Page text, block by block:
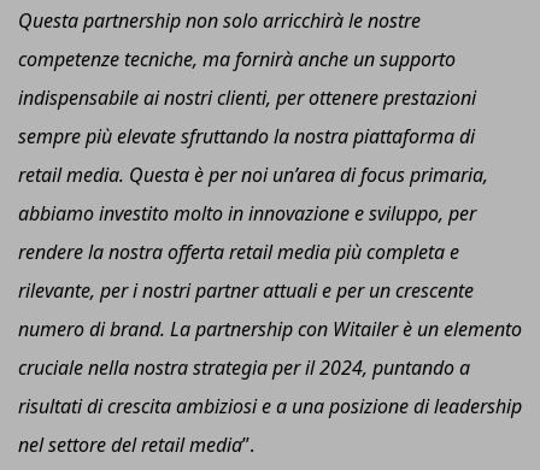
Questa partnership non solo arricchirà lenostre
competenze tecniche, ma fornirà anche un supporto
indispensabile ai nostri clienti, per ottenere prestazioni
sempre più elevate sfruttando la nostra piattaforma di
retail media. Questa èper noiun’area di focus primaria,
abbiamo investito molto in innovazione e sviluppo, per
rendere la nostra offerta retail media più completa e
rilevante, per i nostri partner attuali e per un crescente
numero di brand. La partnership con Witailer è un elemento
cruciale nella nostra strategia per il 2024, puntando a
risultati di crescita ambiziosi e a una posizione di leadership
nel settore del retail media”.